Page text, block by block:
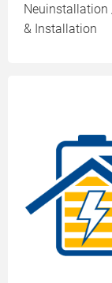
Neuinstallation
& Installation